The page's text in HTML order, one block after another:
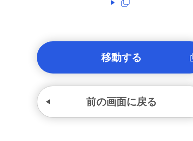
移動する
前の画面に戻る